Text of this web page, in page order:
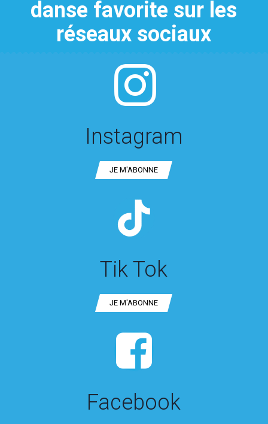
danse favorite sur les
réseaux sociaux
Instagram
JE M′ABONNE
Tik Tok
JE M′ABONNE
Facebook